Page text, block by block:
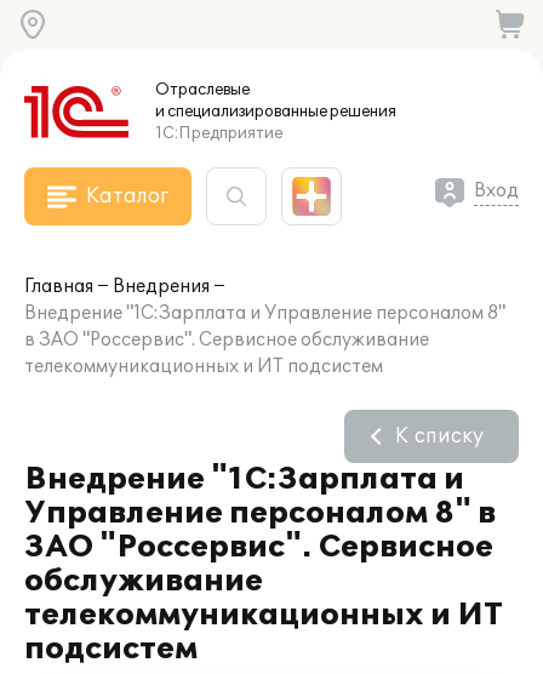
Отраслевые
и специализированныерешения
1С:Предприятие
Каталог Вход
Главная
Внедрения
Внедрение "1С:Зарплата и Управление персоналом 8"
в ЗАО "Россервис". Сервисное обслуживание
телекоммуникационных и ИТ подсистем
Внедрение "1С:Зарплата и
Управление персоналом 8" в
ЗАО "Россервис". Сервисное
обслуживание
телекоммуникационных и ИТ
подсистем
К списку